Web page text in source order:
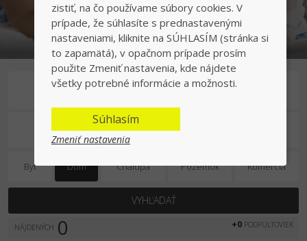
Predaj/prenájom
Byt Dom Chalupa Pozemok Komercia
VYHĽADAŤ
NÁJDENÝCH 0 +0 PODPULTOVIEK
zistiť, na čo používame súbory cookies. V
prípade, že súhlasíte s prednastavenými
nastaveniami, kliknite na SÚHLASÍM (stránka si
to zapamätá), v opačnom prípade prosím
použite Zmeniť nastavenia, kde nájdete
všetky potrebné informácie a možnosti.
Súhlasím
Zmeniť nastavenia